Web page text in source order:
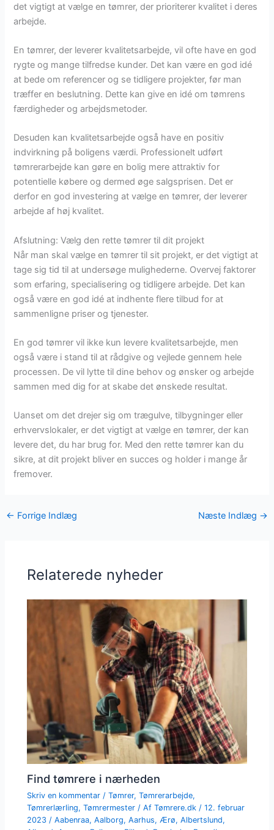
det vigtigt at vælge en tømrer, der prioriterer kvalitet i deres
arbejde.
En tømrer, der leverer kvalitetsarbejde, vil ofte have en god
rygte og mange tilfredse kunder. Det kan være en god idé
at bede om referencer og se tidligere projekter, før man
træffer en beslutning. Dette kan give en idé om tømrens
færdigheder og arbejdsmetoder.
Desuden kan kvalitetsarbejde også have en positiv
indvirkning på boligens værdi. Professionelt udført
tømrerarbejde kan gøre en bolig mere attraktiv for
potentielle købere og dermed øge salgsprisen. Det er
derfor en god investering at vælge en tømrer, der leverer
arbejde af høj kvalitet.
Afslutning: Vælg den rette tømrer til dit projekt
Når man skal vælge en tømrer til sit projekt, er det vigtigt at
tage sig tid til at undersøge mulighederne. Overvej faktorer
som erfaring, specialisering og tidligere arbejde. Det kan
også være en god idé at indhente flere tilbud for at
sammenligne priser og tjenester.
En god tømrer vil ikke kun levere kvalitetsarbejde, men
også være i stand til at rådgive og vejlede gennem hele
processen. De vil lytte til dine behov og ønsker og arbejde
sammen med dig for at skabe det ønskede resultat.
Uanset om det drejer sig om trægulve, tilbygninger eller
erhvervslokaler, er det vigtigt at vælge en tømrer, der kan
levere det, du har brug for. Med den rette tømrer kan du
sikre, at dit projekt bliver en succes og holder i mange år
fremover.
← Forrige Indlæg Næste Indlæg →
Relaterede nyheder
Find tømrere i nærheden
Skriv en kommentar /Tømrer,Tømrerarbejde,
Tømrerlærling,Tømrermester / AfTømrere.dk /12. februar
2023 /Aabenraa,Aalborg,Aarhus, Ærø,Albertslund,